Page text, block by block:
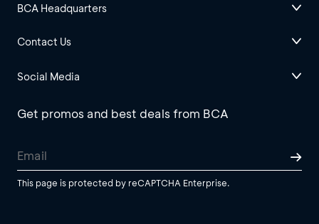
BCA Headquarters
Contact Us
Social Media
Get promos and best deals from BCA
This page is protected by reCAPTCHA Enterprise.